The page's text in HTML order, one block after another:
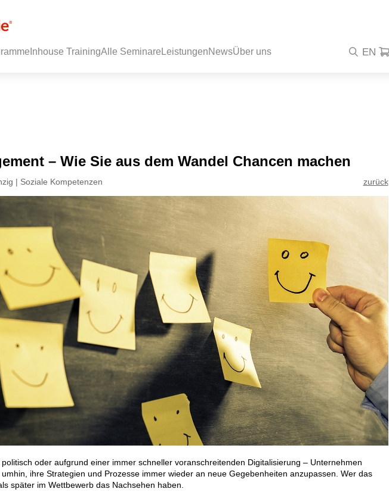
Inhouse TrainingAlle Seminare LeistungenNewsÜber uns
– Wie Sie aus dem Wandel Chancen machen
| Soziale Kompetenzen zurück
oder aufgrund einer immer schneller voranschreitenden Digitalisierung – Unternehmen
ihre Strategien und Prozesse immer wieder an neue Gegebenheiten anzupassen. Wer das
später im Wettbewerb das Nachsehen haben.